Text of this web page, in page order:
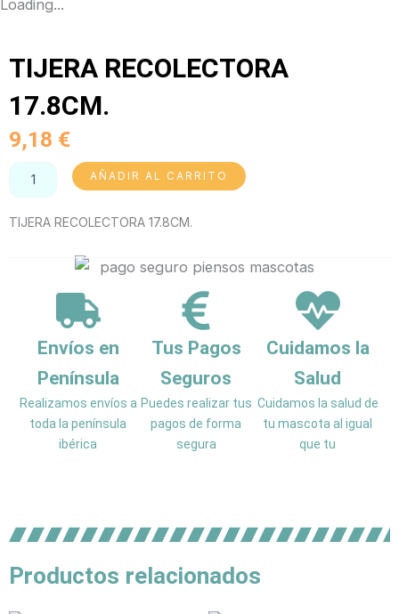
Loading...
TIJERA RECOLECTORA
17.8CM.
9,18 €
RECOLECTORA
cantidad
AÑADIR AL CARRITO
TIJERA RECOLECTORA 17.8CM.
Envíos en
Península
Realizamos envíos a
toda la península
ibérica
Tus Pagos
Seguros
Puedes realizar tus
pagos de forma
segura
Cuidamos la
Salud
Cuidamos la salud de
tu mascota al igual
que tu
Productos relacionados